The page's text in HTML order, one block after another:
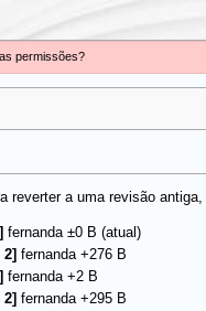
permissões?
a uma revisão
fernanda ±0 B (atual)
fernanda +276 B
fernanda +2 B
fernanda +295 B